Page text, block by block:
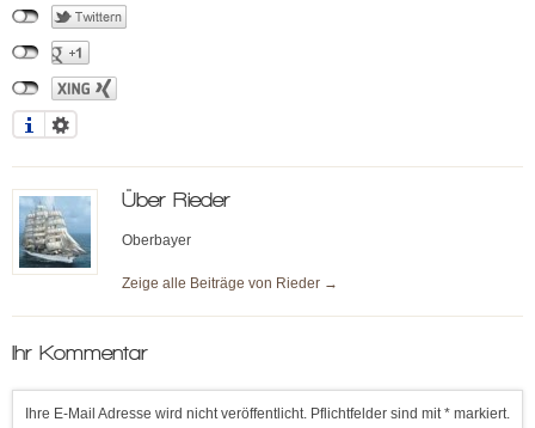
Über Rieder
Oberbayer
Zeige alle Beiträge von Rieder →
Ihr Kommentar
Ihre E-Mail Adresse wird nicht veröffentlicht. Pflichtfelder sind mit * markiert.